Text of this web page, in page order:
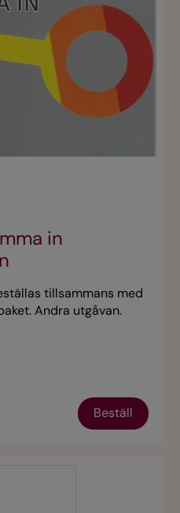
in
tillsammans med
Andra utgåvan.
Beställ